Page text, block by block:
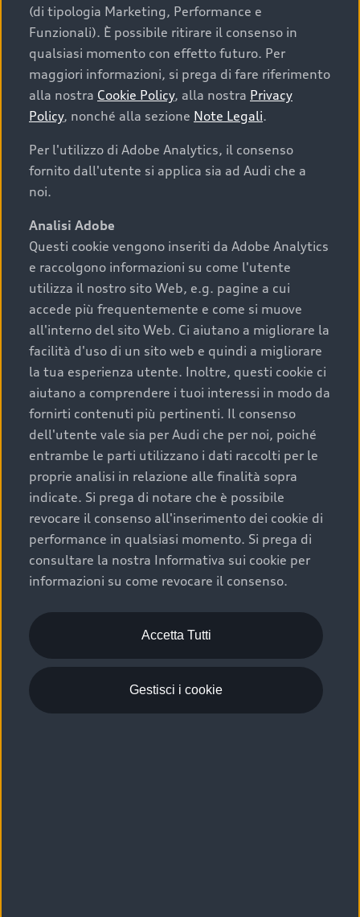
Cosa sapere prima di
acquistare la tua prossima
auto
I requisiti fondamentali da considerare prima di
acquistare un’auto usata, oltre al prezzo e all'aspetto,
chilometraggio: un valore contenuto corrisponde a
uno stato migliore del veicolo e a una maggiore
durata nel tempo;
cronologia dei tagliandi: una documentazione
completa della vettura certifica una manutenzione
costante e accurata;
condizioni della carrozzeria e degli interni: una
buona conservazione evidenzia cura e attenzione del
precedente proprietario;
efficienza meccanica: motore, trasmissione e
componenti principali in ottimo stato garantiscono
prestazioni affidabili e sicure.
Acquistare un’auto usata in una Concessionaria ufficiale
Audi che offre l’usato garantito tramite Audi Prima
Scelta :plus, significa affidarsi ad un prodotto che viene
sottoposto a 110 controlli approfonditi e coperto da
garanzia fino a 4 anni per una maggiore tutela del tuo
acquisto.
(di tipologia Marketing, Performance e
Funzionali). È possibile ritirare il consenso in
qualsiasi momento con effetto futuro. Per
maggiori informazioni, si prega di fare riferimento
alla nostra Cookie Policy, alla nostra Privacy
Policy, nonché alla sezione Note Legali.
Per l'utilizzo di Adobe Analytics, il consenso
fornito dall'utente si applica sia ad Audi che a
noi.
Analisi Adobe
Questi cookie vengono inseriti da Adobe Analytics
e raccolgono informazioni su come l'utente
utilizza il nostro sito Web, e.g. pagine a cui
accede più frequentemente e come si muove
all'interno del sito Web. Ci aiutano a migliorare la
facilità d'uso di un sito web e quindi a migliorare
la tua esperienza utente. Inoltre, questi cookie ci
aiutano a comprendere i tuoi interessi in modo da
fornirti contenuti più pertinenti. Il consenso
dell'utente vale sia per Audi che per noi, poiché
entrambe le parti utilizzano i dati raccolti per le
proprie analisi in relazione alle finalità sopra
indicate. Si prega di notare che è possibile
revocare il consenso all'inserimento dei cookie di
performance in qualsiasi momento. Si prega di
consultare la nostra Informativa sui cookie per
informazioni su come revocare il consenso.
Accetta Tutti
Gestisci i cookie